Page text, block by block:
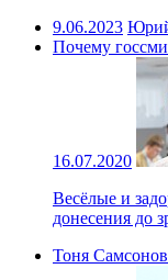
9.06.2023 Юрий
Почему
16.07.2020
Весёлые и
донесения до
Тоня